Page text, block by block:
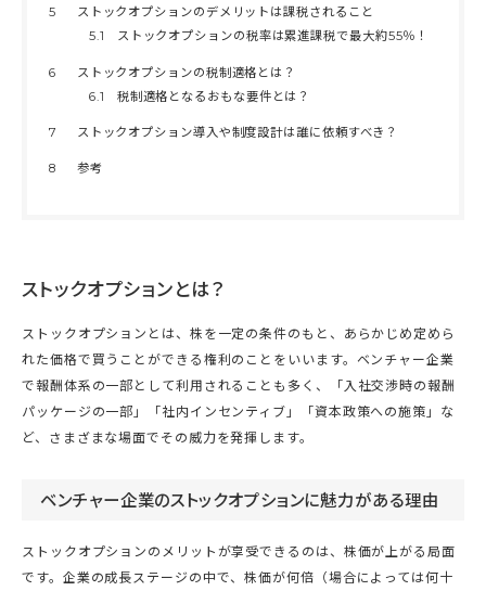
5
ストックオプションのデメリットは課税されること
5.1
ストックオプションの税率は累進課税で最大約55％！
6
ストックオプションの税制適格とは？
6.1
税制適格となるおもな要件とは？
7 ストックオプション導入や制度設計は誰に依頼すべき？
8 参考
ストックオプションとは？
ストックオプションとは、株を一定の条件のもと、あらかじめ定めら
れた価格で買うことができる権利のことをいいます。ベンチャー企業
で報酬体系の一部として利用されることも多く、「入社交渉時の報酬
パッケージの一部」「社内インセンティブ」「資本政策への施策」な
ど、さまざまな場面でその威力を発揮します。
ベンチャー企業のストックオプションに魅力がある理由
ストックオプションのメリットが享受できるのは、株価が上がる局面
です。企業の成長ステージの中で、株価が何倍（場合によっては何十